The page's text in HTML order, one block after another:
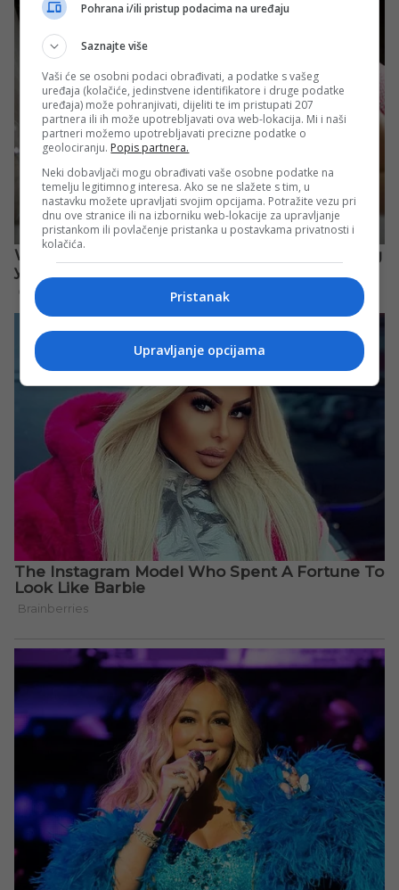
Pohrana i/ili pristup podacima na uređaju
Saznajte više
Vaši će se osobni podaci obrađivati, a podatke s vašeg
uređaja (kolačiće, jedinstvene identifikatore i druge podatke
uređaja) može pohranjivati, dijeliti te im pristupati 207
partnera ili ih može upotrebljavati ova web-lokacija. Mi i naši
partneri možemo upotrebljavati precizne podatke o
geolociranju. Popis partnera.
Neki dobavljači mogu obrađivati vaše osobne podatke na
temelju legitimnog interesa. Ako se ne slažete s tim, u
nastavku možete upravljati svojim opcijama. Potražite vezu pri
dnu ove stranice ili na izborniku web-lokacije za upravljanje
pristankom ili povlačenje pristanka u postavkama privatnosti i
kolačića.
Pristanak
Upravljanje opcijama